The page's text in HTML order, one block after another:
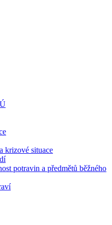
krizové situace
potravin a předmětů běžného